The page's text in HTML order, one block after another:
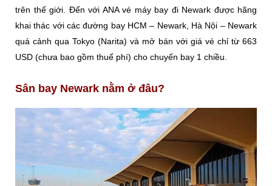
trên thế giới. Đến với ANA vé máy bay đi Newark được hãng
khai thác với các đường bay HCM – Newark, Hà Nội – Newark
quá cảnh qua Tokyo (Narita) và mở bán với giá vé chỉ từ 663
USD (chưa bao gồm thuế phí) cho chuyến bay 1 chiều.
Sân bay Newark nằm ở đâu?